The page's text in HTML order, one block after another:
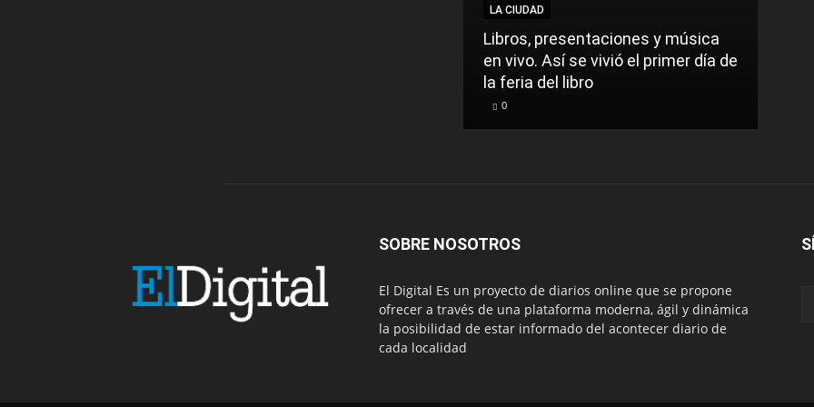
LA CIUDAD
Libros, presentaciones y música
en vivo. Así se vivió el primer día de
la feria del libro
0
SOBRE NOSOTROS
El Digital Es un proyecto de diarios online que se propone
ofrecer a través de una plataforma moderna, ágil y dinámica
la posibilidad de estar informado del acontecer diario de
cada localidad